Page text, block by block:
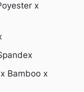
x
Bamboo x